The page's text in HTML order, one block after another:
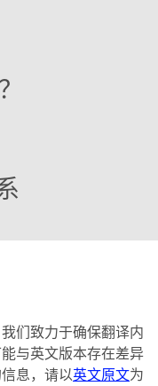
们致力于确保翻译内
与英文版本存在差异
息，请以英文原文为